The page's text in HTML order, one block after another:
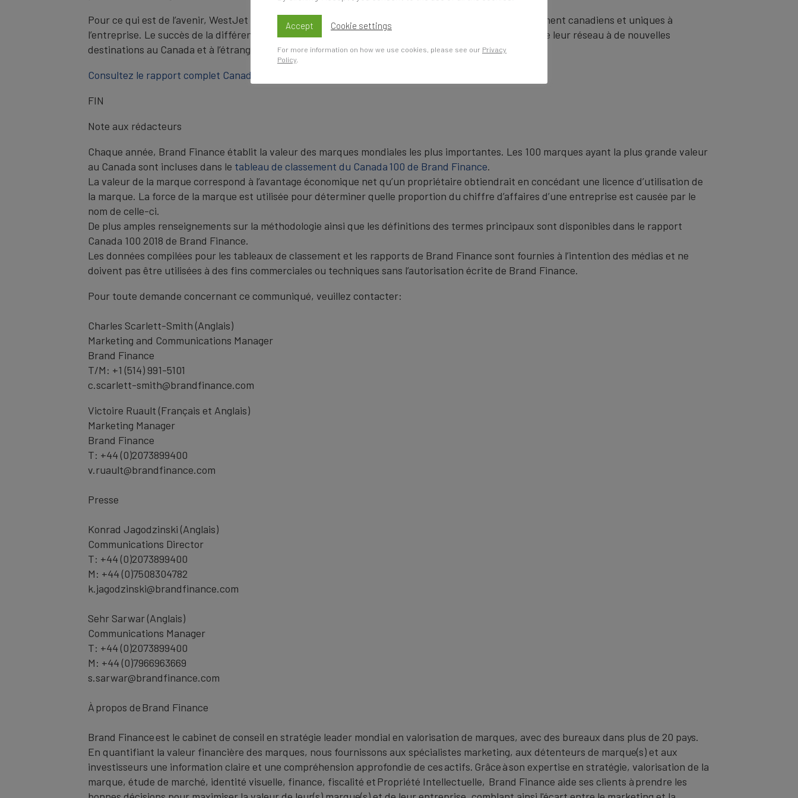
Pour ce qui est de l’avenir, WestJet étendra ses ailes en cherchant à offrir des services authentiquement canadiens et uniques à
l’entreprise. Le succès de la différenciation et de la force de la marque les aidera sans doute à étendre leur réseau à de nouvelles
destinations au Canada et à l’étranger.
Consultez le rapport complet Canada 100 de Brand Finance ici
FIN
Note aux rédacteurs
Chaque année, Brand Finance établit la valeur des marques mondiales les plus importantes. Les 100 marques ayant la plus grande valeur
au Canada sont incluses dans le tableau de classement du Canada 100 de Brand Finance.
La valeur de la marque correspond à l’avantage économique net qu’un propriétaire obtiendrait en concédant une licence d’utilisation de
la marque. La force de la marque est utilisée pour déterminer quelle proportion du chiffre d’affaires d’une entreprise est causée par le
nom de celle-ci.
De plus amples renseignements sur la méthodologie ainsi que les définitions des termes principaux sont disponibles dans le rapport
Canada 100 2018 de Brand Finance.
Les données compilées pour les tableaux de classement et les rapports de Brand Finance sont fournies à l’intention des médias et ne
doivent pas être utilisées à des fins commerciales ou techniques sans l’autorisation écrite de Brand Finance.
Pour toute demande concernant ce communiqué, veuillez contacter:
Charles Scarlett-Smith (Anglais)
Marketing and Communications Manager
Brand Finance
T/M: +1 (514) 991-5101
c.scarlett-smith@brandfinance.com
Victoire Ruault (Français et Anglais)
Marketing Manager
Brand Finance
T: +44 (0)2073899400
v.ruault@brandfinance.com
Presse
Konrad Jagodzinski (Anglais)
Communications Director
T: +44 (0)2073899400
M: +44 (0)7508304782
k.jagodzinski@brandfinance.com
Sehr Sarwar (Anglais)
Communications Manager
T: +44 (0)2073899400
M: +44 (0)7966963669
s.sarwar@brandfinance.com
À propos de Brand Finance
Brand Finance est le cabinet de conseil en stratégie leader mondial en valorisation de marques, avec des bureaux dans plus de 20 pays.
En quantifiant la valeur financière des marques, nous fournissons aux spécialistes marketing, aux détenteurs de marque(s) et aux
investisseurs une information claire et une compréhension approfondie de ces actifs. Grâce à son expertise en stratégie, valorisation de la
marque, étude de marché, identité visuelle, finance, fiscalité et Propriété Intellectuelle, Brand Finance aide ses clients à prendre les
Accept Cookie settings
For more information on how we use cookies, please see our Privacy
Policy.